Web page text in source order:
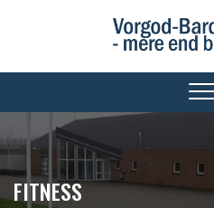
FITNESS
FITNESS